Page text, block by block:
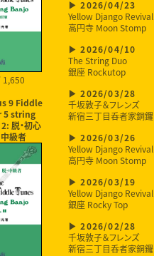
1,650
9 Fiddle
5 string
脱・初心
級者
2026/04/23
Yellow Django Revival
高円寺 Moon Stomp
2026/04/10
The String Duo
銀座 Rockutop
2026/03/28
千坂敦子＆フレンズ
新宿三丁目呑者家銅鑼
2026/03/26
Yellow Django Revival
高円寺 Moon Stomp
2026/03/19
Yellow Django Revival
銀座 Rocky Top
2026/02/28
千坂敦子＆フレンズ
新宿三丁目呑者家銅鑼